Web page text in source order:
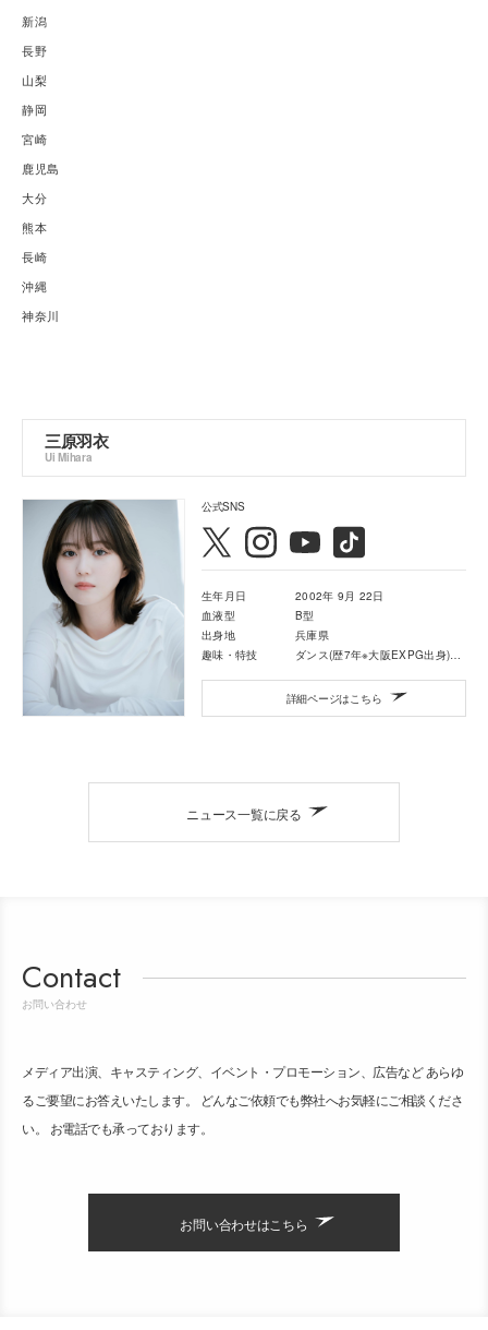
新潟
長野
山梨
静岡
宮崎
鹿児島
大分
熊本
長崎
沖縄
神奈川
三原羽衣
Ui Mihara
公式SNS
生年月日
2002年 9月 22日
血液型
B型
出身地
兵庫県
趣味・特技
ダンス(歴7年※大阪EXPG出身)・カラオケ
詳細ページはこちら
ニュース一覧に戻る
Contact
お問い合わせ
メディア出演、キャスティング、イベント・プロモーション、広告など あらゆ
るご要望にお答えいたします。 どんなご依頼でも弊社へお気軽にご相談くださ
い。 お電話でも承っております。
お問い合わせはこちら